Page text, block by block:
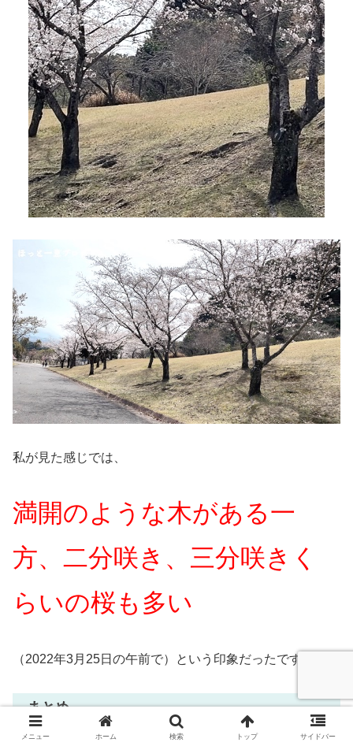
私が見た感じでは、
満開のような木がある一
方、二分咲き、三分咲きく
らいの桜も多い
（2022年3月25日の午前で）という印象だったです。
まとめ
メニュー ホーム 検索 トップ サイドバー